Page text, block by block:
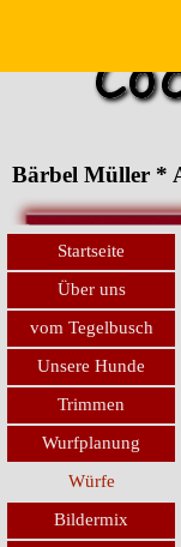
Bärbel Müller *
Startseite
Über uns
vom Tegelbusch
Unsere Hunde
Trimmen
Wurfplanung
Würfe
Bildermix